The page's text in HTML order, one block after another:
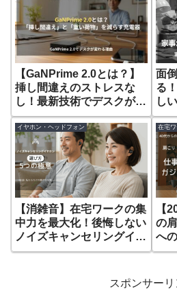
【GaNPrime 2.0とは？】
挿し間違えのストレスな
し！最新技術でデスクが劇
的に変わる理由
面
る
し
イヤホン・ヘッドフォン
【消雑音】在宅ワークの集
中力を最大化！後悔しない
ノイズキャンセリングイヤ
ホン選び5つの極意
在宅ワ
【
の
へ
率
スポンサーリ